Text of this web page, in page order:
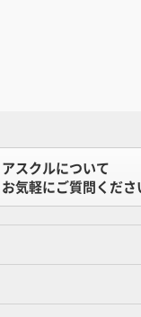
アスクルについて
お気軽にご質問くださ